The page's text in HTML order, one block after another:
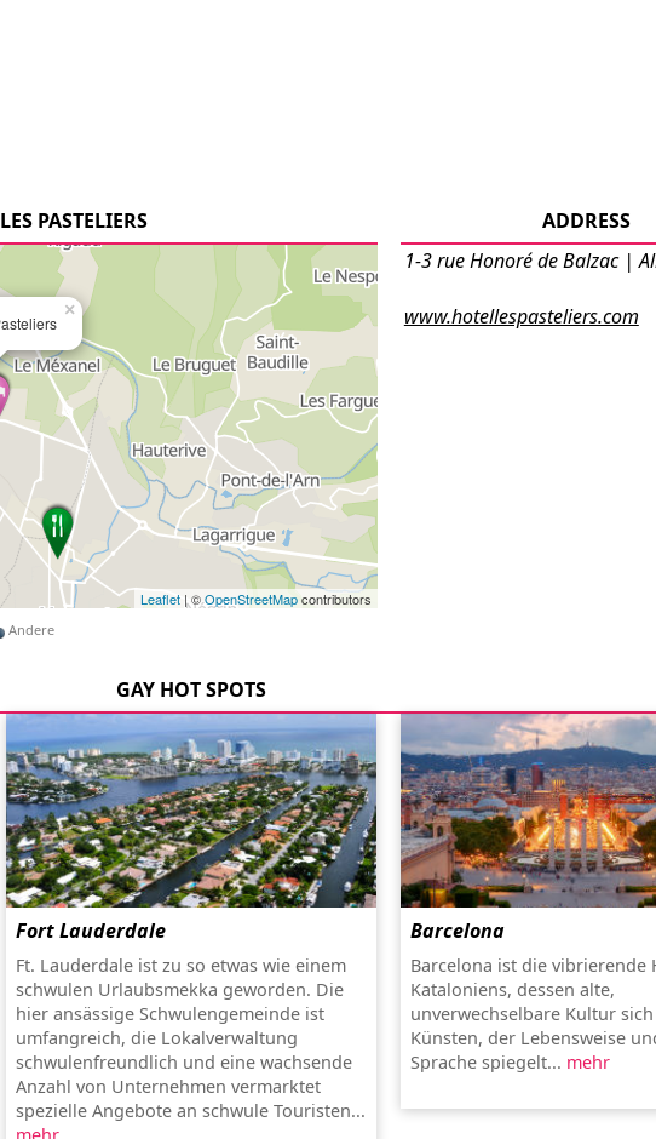
ADDRESS
1-3 rue Honoré de Balzac |
www.hotellespasteliers.com
PASTELIERS
×
Leaflet| ©OpenStreetMapcontributors
Andere
GAY HOT SPOTS
Fort Lauderdale
Ft. Lauderdale ist zu so etwas wie einem
schwulen Urlaubsmekka geworden. Die
hier ansässige Schwulengemeinde ist
umfangreich, die Lokalverwaltung
schwulenfreundlich und eine wachsende
Anzahl von Unternehmen vermarktet
spezielle Angebote an schwule Touristen...
mehr
Barcelona
Barcelona ist die vibrierende
Kataloniens, dessen alte,
unverwechselbare Kultur
Künsten, der Lebensweise
Sprache spiegelt... mehr